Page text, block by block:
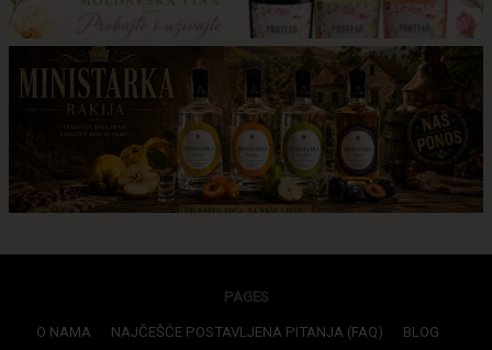
PAGES
O NAMA NAJČEŠĆE POSTAVLJENA PITANJA (FAQ)
BLOG